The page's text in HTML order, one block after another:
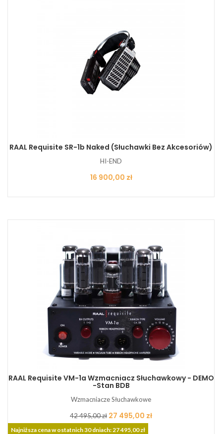
RAAL Requisite SR-1b Naked (słuchawki Bez Akcesoriów)
HI-END
Cena
16 900,00 zł
RAAL Requisite VM-1a Wzmacniacz Słuchawkowy - DEMO
-Stan BDB
Wzmacniacze Słuchawkowe
Cena
podstawowa
42 495,00 zł Cena
27 495,00 zł
Najniższa cena w ostatnich 30 dniach: 27 495,00 zł